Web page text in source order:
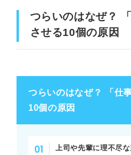
つらいのはなぜ？
させる10個の原因
つらいのはなぜ？ 「仕
10個の原因
上司や先輩に理不尽